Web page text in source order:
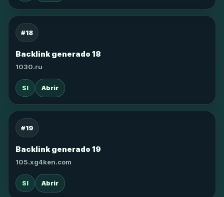
#18
Backlink generado 18
1030.ru
SI Abrir
#19
Backlink generado 19
105.xg4ken.com
SI Abrir